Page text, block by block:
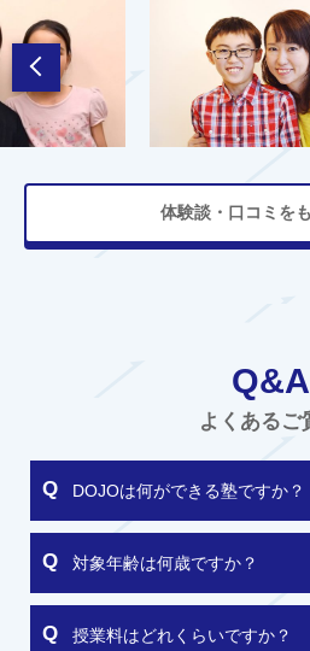
体験談・口コミを
Q&A
よくあるご
DOJOは何ができる塾ですか？
対象年齢は何歳ですか？
授業料はどれくらいですか？